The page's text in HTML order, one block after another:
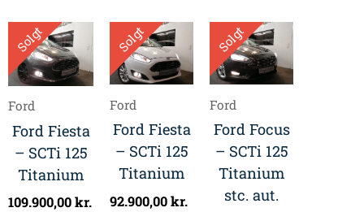
Solgt
Ford
Ford Fiesta
– SCTi 125
Titanium
109.900,00kr.
Solgt
Ford
Ford Fiesta
– SCTi 125
Titanium
92.900,00kr.
Solgt
Ford
Ford Focus
– SCTi 125
Titanium
stc. aut.